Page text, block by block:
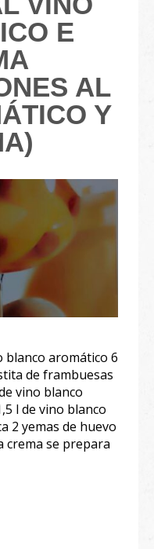
E
AL
Y
blanco aromático 6
de frambuesas
vino blanco
l de vino blanco
2 yemas de huevo
crema se prepara